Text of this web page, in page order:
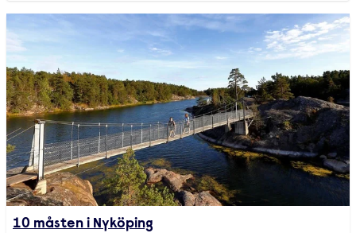
10 måsten i Nyköping